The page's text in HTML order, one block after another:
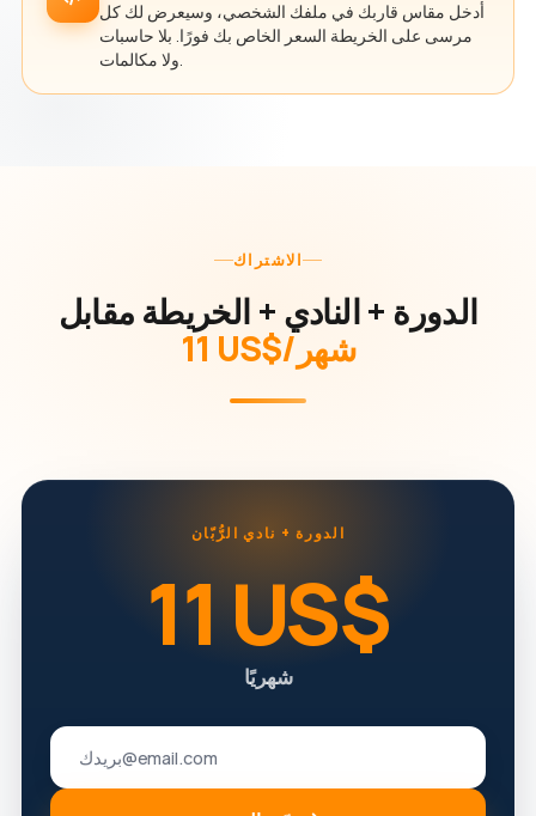
أدخل مقاس قاربك في ملفك الشخصي، وسيعرض لك كل
مرسى على الخريطة السعر الخاص بك فورًا. بلا حاسبات
ولا مكالمات.
الاشتراك
الدورة + النادي + الخريطة مقابل
‏11 US$/شهر
الدورة + نادي الرُّبّان
‏11 US$
شهريًا